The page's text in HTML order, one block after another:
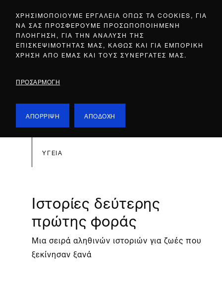
ΧΡΗΣΙΜΟΠΟΙΟΥΜΕ ΕΡΓΑΛΕΙΑ ΟΠΩΣ ΤΑ COOKIES, ΓΙΑ
ΝΑ ΣΑΣ ΠΡΟΣΦΕΡΟΥΜΕ ΠΡΟΣΩΠΟΠΟΙΗΜΕΝΗ
ΠΛΟΗΓΗΣΗ, ΓΙΑ ΤΗΝ ΑΝΑΛΥΣΗ ΤΗΣ
ΕΠΙΣΚΕΨΙΜΟΤΗΤΑΣ ΜΑΣ, ΚΑΘΩΣ ΚΑΙ ΓΙΑ ΕΜΠΟΡΙΚΗ
ΧΡΗΣΗ ΑΠΟ ΕΜΑΣ ΚΑΙ ΤΟΥΣ ΣΥΝΕΡΓΑΤΕΣ ΜΑΣ.
ΠΡΟΣΑΡΜΟΓΗ
ΑΠΟΡΡΙΨΗ ΑΠΟΔΟΧΗ
ΥΓΕΙΑ
Ιστορίες δεύτερης
πρώτης φοράς
Μια σειρά αληθινών ιστοριών για ζωές που
ξεκίνησαν ξανά